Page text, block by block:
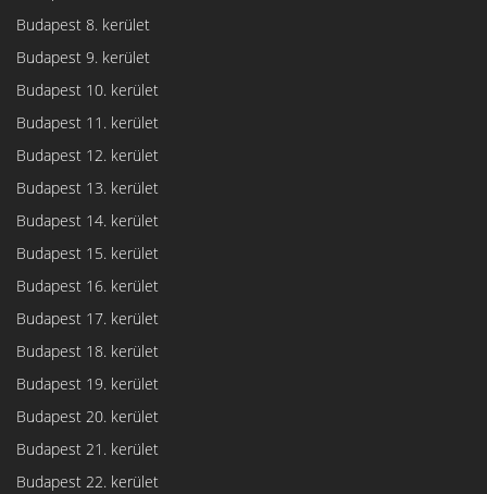
Budapest 8. kerület
Budapest 9. kerület
Budapest 10. kerület
Budapest 11. kerület
Budapest 12. kerület
Budapest 13. kerület
Budapest 14. kerület
Budapest 15. kerület
Budapest 16. kerület
Budapest 17. kerület
Budapest 18. kerület
Budapest 19. kerület
Budapest 20. kerület
Budapest 21. kerület
Budapest 22. kerület